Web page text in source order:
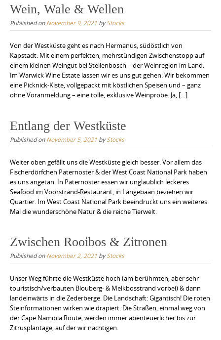
Wein, Wale & Wellen
Published onNovember 9, 2021 byStocks
Von der Westküste geht es nach Hermanus, südöstlich von
Kapstadt. Mit einem perfekten, mehrstündigen Zwischenstopp auf
einem kleinen Weingut bei Stellenbosch – der Weinregion im Land.
Im Warwick Wine Estate lassen wir es uns gut gehen: Wir bekommen
eine Picknick-Kiste, vollgepackt mit köstlichen Speisen und – ganz
ohne Voranmeldung – eine tolle, exklusive Weinprobe. Ja, […]
Entlang der Westküste
Published onNovember 5, 2021 byStocks
Weiter oben gefällt uns die Westküste gleich besser. Vor allem das
Fischerdörfchen Paternoster & der West Coast National Park haben
es uns angetan. In Paternoster essen wir unglaublich leckeres
Seafood im Voorstrand-Restaurant, in Langebaan beziehen wir
Quartier. Im West Coast National Park beeindruckt uns ein weiteres
Mal die wunderschöne Natur & die reiche Tierwelt.
Zwischen Rooibos & Zitronen
Published onNovember 2, 2021 byStocks
Unser Weg führte die Westküste hoch (am berühmten, aber sehr
touristisch/verbauten Blouberg- & Melkbosstrand vorbei) & dann
landeinwärts in die Zederberge. Die Landschaft: Gigantisch! Die roten
Steinformationen wirken wie drapiert. Die Straßen, einmal weg von
der Cape Namibia Route, werden immer abenteuerlicher bis zur
Zitrusplantage, auf der wir nächtigen.